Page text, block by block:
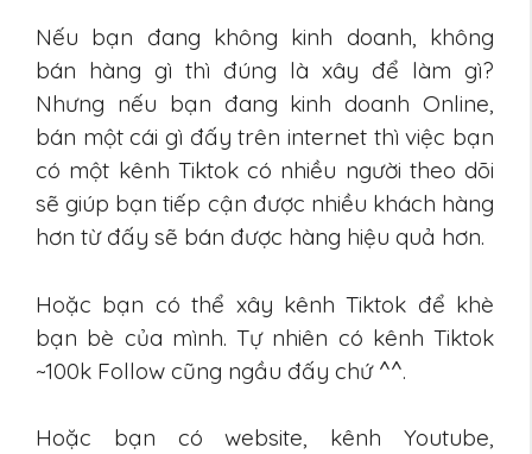
Nếu bạn đang không kinh doanh, không
bán hàng gì thì đúng là xây để làm gì?
Nhưng nếu bạn đang kinh doanh Online,
bán một cái gì đấy trên internet thì việc bạn
có một kênh Tiktok có nhiều người theo dõi
sẽ giúp bạn tiếp cận được nhiều khách hàng
hơn từ đấy sẽ bán được hàng hiệu quả hơn.
Hoặc bạn có thể xây kênh Tiktok để khè
bạn bè của mình. Tự nhiên có kênh Tiktok
~100k Follow cũng ngầu đấy chứ ^^.
Hoặc bạn có website, kênh Youtube,